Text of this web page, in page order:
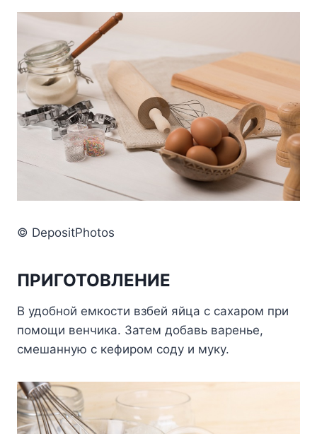
© DepositPhotos
ПРИГОТОВЛЕНИЕ
В удобной емкости взбей яйца с сахаром при
помощи венчика. Затем добавь варенье,
смешанную с кефиром соду и муку.